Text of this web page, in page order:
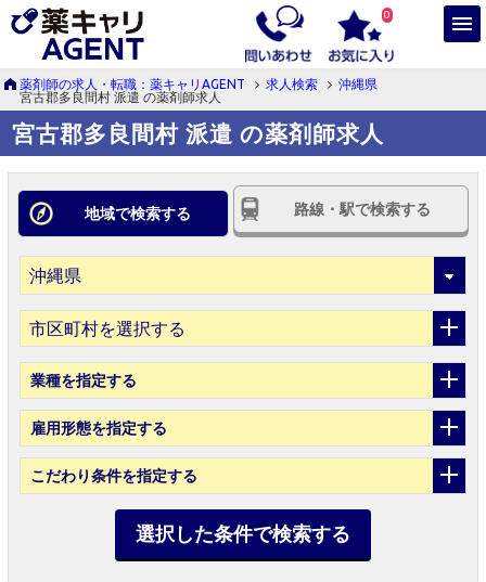
0
薬剤師の求人・転職：薬キャリAGENT 求人検索
沖縄県
宮古郡多良間村 派遣 の薬剤師求人
宮古郡多良間村 派遣 の薬剤師求人
地域で検索する 路線・駅で検索する
市区町村を選択する
業種を指定する
雇用形態を指定する
こだわり条件を指定する
選択した条件で検索する